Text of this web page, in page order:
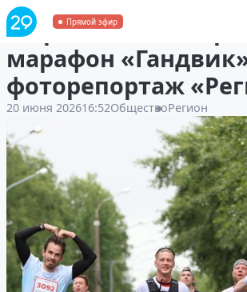
Прямой эфир
В Архангельске
марафон
фоторепортаж
20 июня 202616:52ОбществоРегион